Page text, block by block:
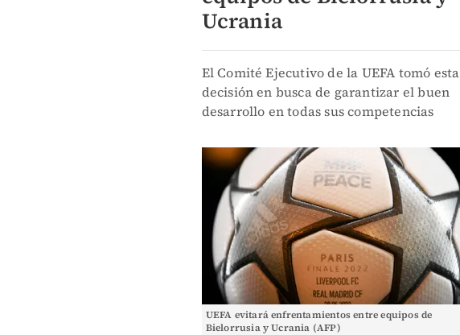
Ucrania
El Comité Ejecutivo de la UEFA tomó esta
decisión en busca de garantizar el buen
desarrollo en todas sus competencias
UEFA evitará enfrentamientos entre equipos de
Bielorrusia y Ucrania (AFP)